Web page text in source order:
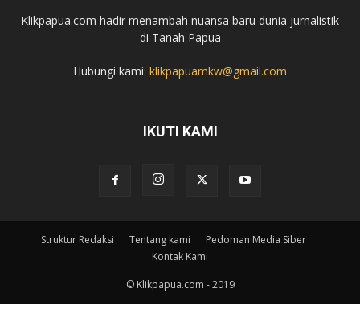
Klikpapua.com hadir menambah nuansa baru dunia jurnalistik
di Tanah Papua
Hubungi kami: klikpapuamkw@gmail.com
IKUTI KAMI
Struktur Redaksi Tentang kami
Pedoman Media Siber
Kontak Kami
© Klikpapua.com - 2019